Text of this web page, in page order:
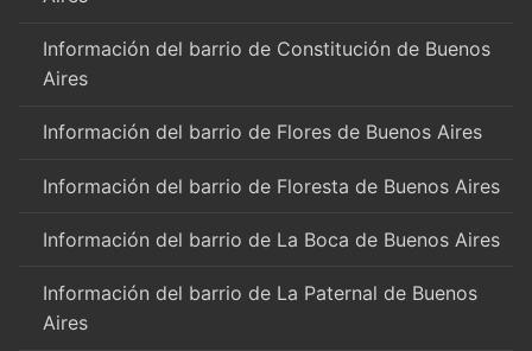
Información del barrio de Constitución de Buenos
Aires
Información del barrio de Flores de Buenos Aires
Información del barrio de Floresta de Buenos Aires
Información del barrio de La Boca de Buenos Aires
Información del barrio de La Paternal de Buenos
Aires